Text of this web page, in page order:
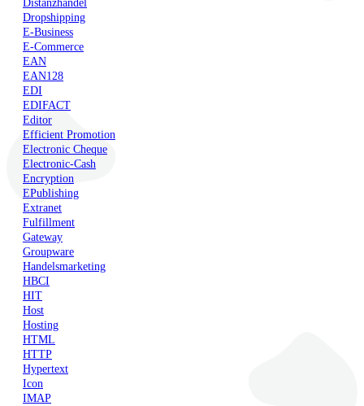
Distanzhandel
Dropshipping
E-Business
E-Commerce
EAN
EAN128
EDI
EDIFACT
Editor
Efficient Promotion
Electronic Cheque
Electronic-Cash
Encryption
EPublishing
Extranet
Fulfillment
Gateway
Groupware
Handelsmarketing
HBCI
HIT
Host
Hosting
HTML
HTTP
Hypertext
Icon
IMAP